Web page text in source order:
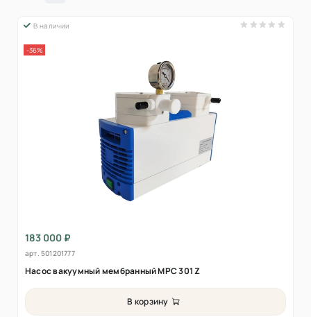
В наличии
-36%
183 000 ₽
арт. 501201777
Насос вакуумный мембранный MPC 301 Z
В корзину